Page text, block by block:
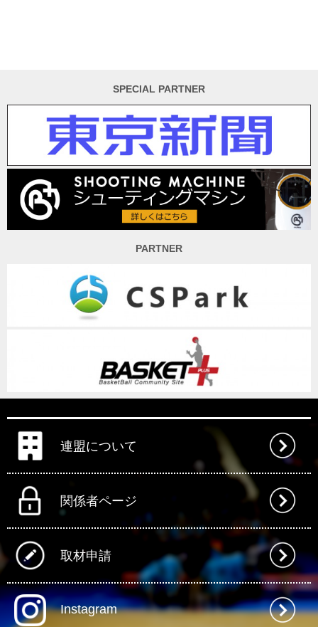
SPECIAL PARTNER
PARTNER
連盟について
関係者ページ
取材申請
Instagram